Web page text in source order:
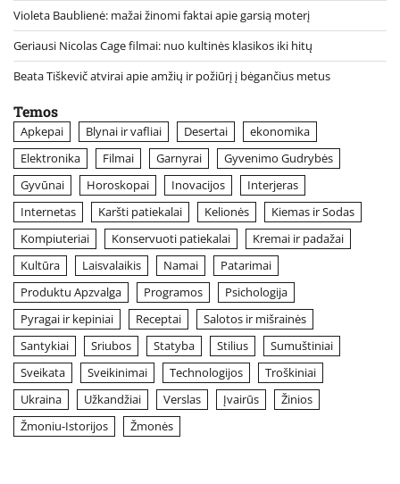
Violeta Baublienė: mažai žinomi faktai apie garsią moterį
Geriausi Nicolas Cage filmai: nuo kultinės klasikos iki hitų
Beata Tiškevič atvirai apie amžių ir požiūrį į bėgančius metus
Temos
Apkepai Blynai ir vafliai Desertai
ekonomika
Elektronika
Filmai Garnyrai
Gyvenimo Gudrybės
Gyvūnai
Horoskopai Inovacijos
Interjeras
Internetas
Karšti patiekalai Kelionės
Kiemas ir Sodas
Kompiuteriai
Konservuoti patiekalai
Kremai ir padažai
Kultūra
Laisvalaikis Namai
Patarimai
Produktu Apzvalga
Programos
Psichologija
Pyragai ir kepiniai
Receptai
Salotos ir mišrainės
Santykiai
Sriubos Statyba Stilius
Sumuštiniai
Sveikata
Sveikinimai Technologijos
Troškiniai
Ukraina
Užkandžiai Verslas Įvairūs
Žinios
Žmoniu-Istorijos
Žmonės